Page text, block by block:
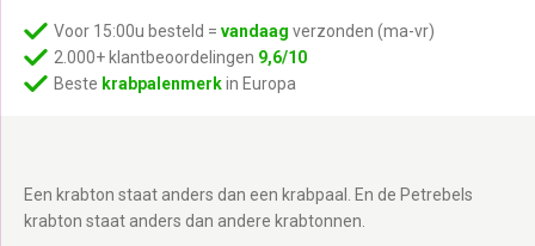
Een krabton staat anders dan een krabpaal. En de Petrebels
krabton staat anders dan andere krabtonnen.
Voor 15:00u besteld = vandaag verzonden (ma-vr)
2.000+ klantbeoordelingen 9,6/10
Beste krabpalenmerkin Europa